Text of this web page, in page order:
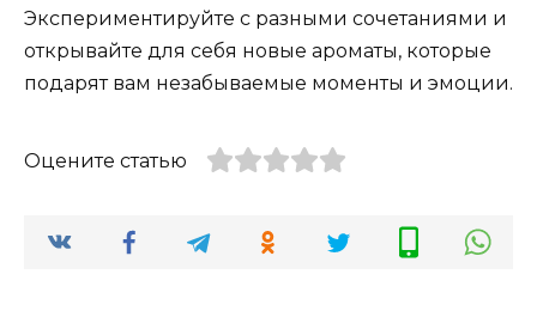
Экспериментируйте с разными сочетаниями и
открывайте для себя новые ароматы, которые
подарят вам незабываемые моменты и эмоции.
Оцените статью